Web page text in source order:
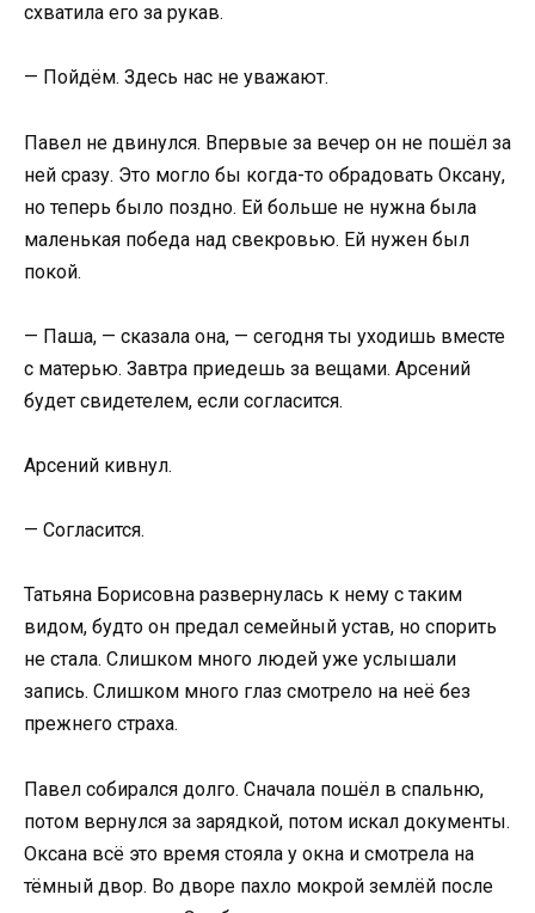
схватила его за рукав.
— Пойдём. Здесь нас не уважают.
Павел не двинулся. Впервые за вечер он не пошёл за
ней сразу. Это могло бы когда-то обрадовать Оксану,
но теперь было поздно. Ей больше не нужна была
маленькая победа над свекровью. Ей нужен был
покой.
— Паша, — сказала она, — сегодня ты уходишь вместе
с матерью. Завтра приедешь за вещами. Арсений
будет свидетелем, если согласится.
Арсений кивнул.
— Согласится.
Татьяна Борисовна развернулась к нему с таким
видом, будто он предал семейный устав, но спорить
не стала. Слишком много людей уже услышали
запись. Слишком много глаз смотрело на неё без
прежнего страха.
Павел собирался долго. Сначала пошёл в спальню,
потом вернулся за зарядкой, потом искал документы.
Оксана всё это время стояла у окна и смотрела на
тёмный двор. Во дворе пахло мокрой землёй после